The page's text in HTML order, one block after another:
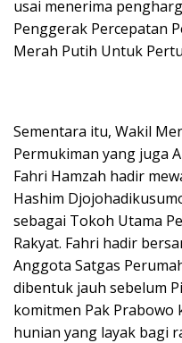
usai menerima
Penggerak Percepatan
Merah Putih Untuk
Sementara itu, Wakil
Permukiman yang juga
Fahri Hamzah hadir
Hashim
sebagai Tokoh Utama
Rakyat. Fahri hadir
Anggota Satgas
dibentuk jauh sebelum
komitmen Pak Prabowo
hunian yang layak bagi